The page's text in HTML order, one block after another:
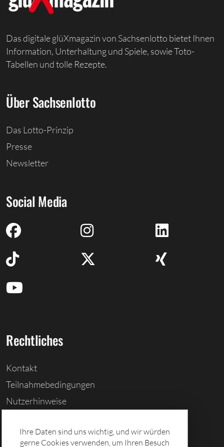
Das digitale glüXmagazin von Sachsenlotto bietet Ihnen
Information, Unterhaltung und Spiele, sowie Toto-
Tabellen und tolle Rezepte.
Über Sachsenlotto
Das Lotto-Prinzip
Presse
Newsletter
Social Media
Rechtliches
Kontakt
Teilnahmebedingungen
Nutzerhinweise
Cookies löschen
Ihre Daten sind uns wichtig, und wir würden
gerne Cookies verwenden, um Ihren Besuch